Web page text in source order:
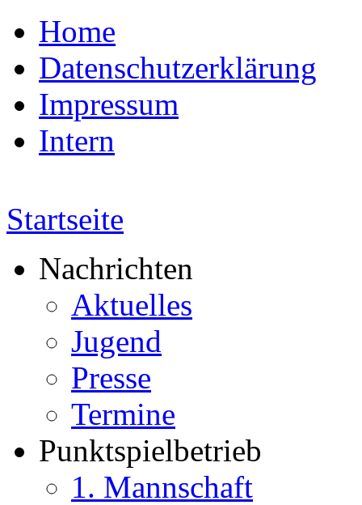
Home
Datenschutzerklärung
Impressum
Intern
Startseite
Nachrichten
Aktuelles
Jugend
Presse
Termine
Punktspielbetrieb
1. Mannschaft